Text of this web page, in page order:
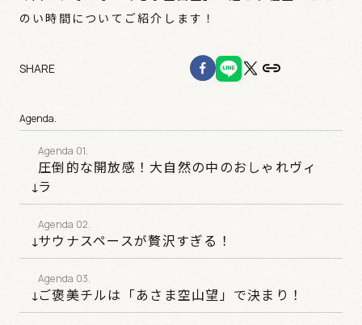
のい時間についてご紹介します！
SHARE
Agenda.
圧倒的な開放感！大自然の中のおしゃれヴィ
ラ
サウナスペースが贅沢すぎる！
ご褒美チルは「あさま空山望」で決まり！